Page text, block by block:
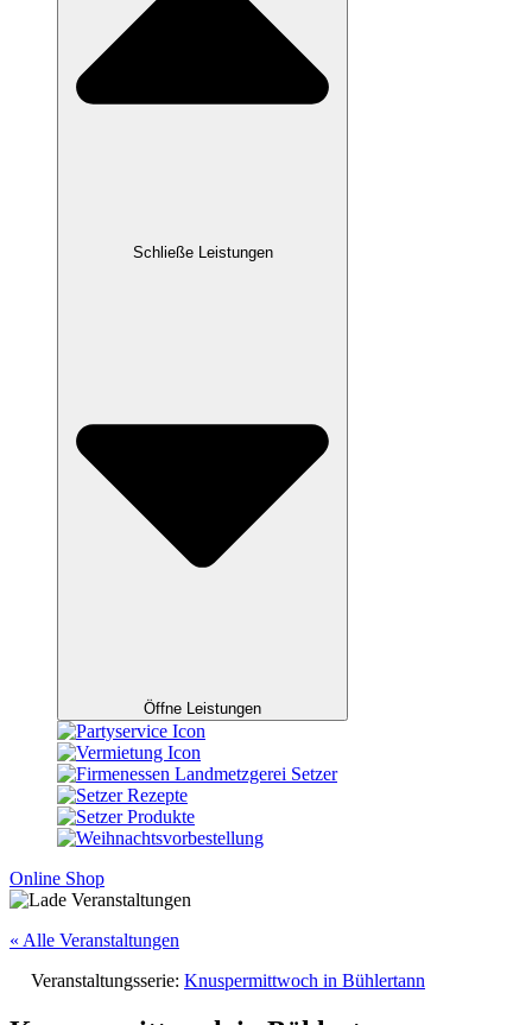
Schließe Leistungen
Öffne Leistungen
Online Shop
« Alle Veranstaltungen
Veranstaltungsserie: Knuspermittwoch in Bühlertann